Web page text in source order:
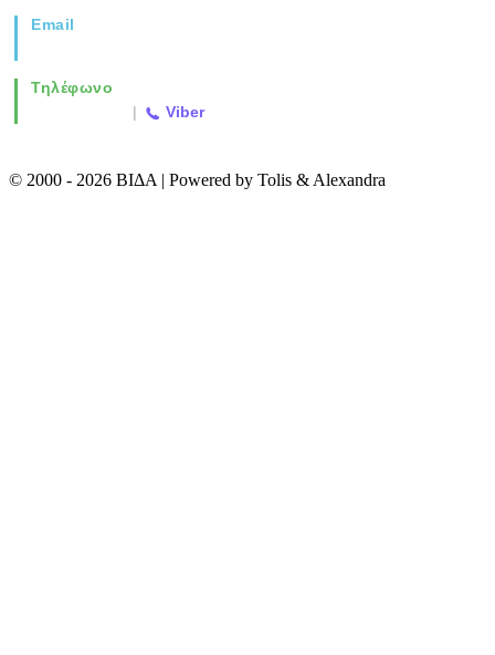
Email
Τηλέφωνο
| Viber
© 2000 - 2026 ΒΙΔΑ | Powered by Tolis & Alexandra